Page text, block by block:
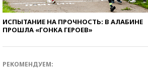
ИСПЫТАНИЕ НА ПРОЧНОСТЬ: В АЛАБИНЕ
ПРОШЛА «ГОНКА ГЕРОЕВ»
РЕКОМЕНДУЕМ: